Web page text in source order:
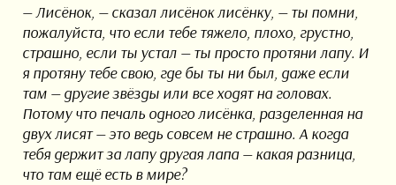
— Лисёнок, — сказал лисёнок лисёнку, — ты помни,
пожалуйста, что если тебе тяжело, плохо, грустно,
страшно, если ты устал — ты просто протяни лапу. И
я протяну тебе свою, где бы ты ни был, даже если
там — другие звёзды или все ходят на головах.
Потому что печаль одного лисёнка, разделенная на
двух лисят — это ведь совсем не страшно. А когда
тебя держит за лапу другая лапа — какая разница,
что там ещё есть в мире?